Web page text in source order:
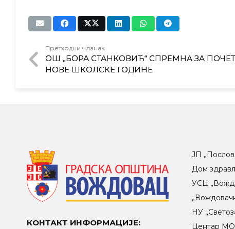
Претходни чланак
ОШ „БОРА СТАНКОВИЋ“ СПРЕМНА ЗА
НОВЕ ШКОЛСКЕ ГОДИНЕ
КОНТАКТ ИНФОРМАЦИЈЕ:
ЈП
Дом
УСЦ
НУ
Центар МO